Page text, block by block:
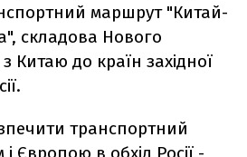
маршрут "Китай-
складова Нового
Китаю до країн західної
транспортний